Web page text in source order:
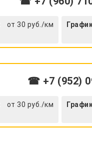
от 30 руб./км
☎ +7 (952)
от 30 руб./км